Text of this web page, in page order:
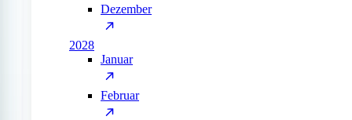
Dezember
2028
Januar
Februar